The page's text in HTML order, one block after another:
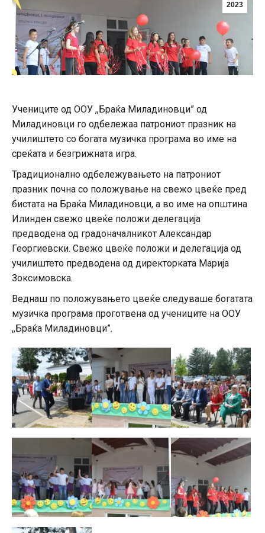
2023
Учениците од ООУ ,,Браќа Миладиновци” од
Миладиновци го одбележаа патрониот празник на
училиштето со богата музичка програма во име на
среќата и безгрижната игра.
Традиционално одбележувањето на патрониот
празник почна со положување на свежо цвеќе пред
бистата на Браќа Миладиновци, а во име на општина
Илинден свежо цвеќе положи делегација
предводена од градоначалникот Александар
Георгиевски. Свежо цвеќе положи и делегација од
училиштето предводена од директорката Марија
Зоксимовска.
Веднаш по положувањето цвеќе следуваше богатата
музичка програма проготвена од учениците на ООУ
,,Браќа Миладиновци”.